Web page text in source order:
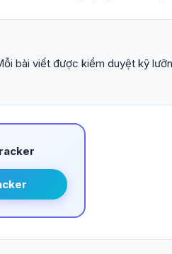
bài viết được kiểm duyệt kỹ